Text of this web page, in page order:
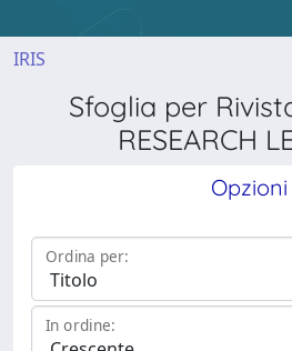
IRIS
Sfoglia per
RESEARCH
Opzioni
Ordina per:
In ordine: